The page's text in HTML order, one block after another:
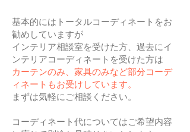
​基本的にはトータルコーディネートをお
勧めしていますが
インテリア相談室を受けた方、過去にイ
ンテリアコーディネートを受けた方は
カーテンのみ、家具のみなど部分コーデ
ィネートもお受けしています。​
まずは気軽にご相談ください。
コーディネート代についてはご希望内容